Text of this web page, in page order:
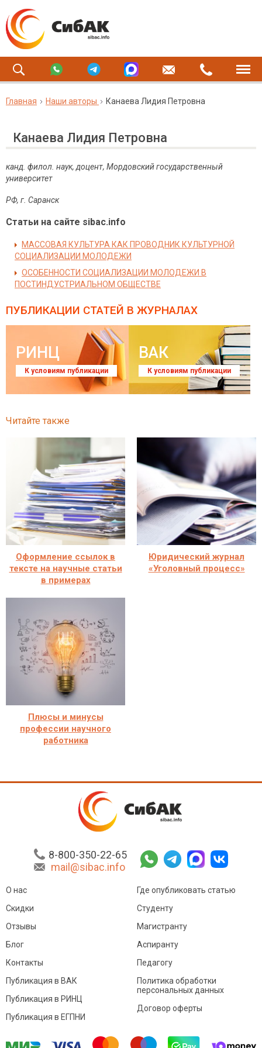
Главная Наши авторы Канаева Лидия Петровна
Канаева Лидия Петровна
канд. филол. наук, доцент, Мордовский государственный
университет
РФ, г. Саранск
Статьи на сайте sibac.info
МАССОВАЯ КУЛЬТУРА КАК ПРОВОДНИК КУЛЬТУРНОЙ
СОЦИАЛИЗАЦИИ МОЛОДЕЖИ
ОСОБЕННОСТИ СОЦИАЛИЗАЦИИ МОЛОДЕЖИ В
ПОСТИНДУСТРИАЛЬНОМ ОБЩЕСТВЕ
ПУБЛИКАЦИИ СТАТЕЙ В ЖУРНАЛАХ
РИНЦ
К условиям публикации
ВАК
К условиям публикации
Читайте также
Оформление ссылок в
тексте на научные статьи
в примерах
Юридический журнал
«Уголовный процесс»
Плюсы и минусы
профессии научного
работника
8-800-350-22-65
mail@sibac.info
О нас
Скидки
Отзывы
Блог
Контакты
Где опубликовать статью
Студенту
Магистранту
Аспиранту
Педагогу
Публикация в ВАК
Публикация в РИНЦ
Публикация в ЕГПНИ
Политика обработки
персональных данных
Договор оферты